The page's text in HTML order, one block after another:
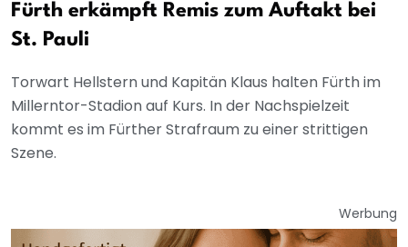
Fürth erkämpft Remis zum Auftakt bei
St. Pauli
Torwart Hellstern und Kapitän Klaus halten Fürth im
Millerntor-Stadion auf Kurs. In der Nachspielzeit
kommt es im Fürther Strafraum zu einer strittigen
Szene.
Werbung